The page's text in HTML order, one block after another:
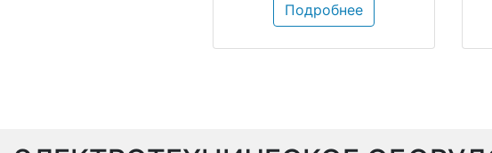
Подробнее